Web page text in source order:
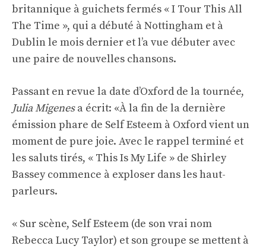
britannique à guichets fermés « I Tour This All
The Time », qui a débuté à Nottingham et à
Dublin le mois dernier et l’a vue débuter avec
une paire de nouvelles chansons.
Passant en revue la date d’Oxford de la tournée,
Julia Migenesa écrit: «À la fin de la dernière
émission phare de Self Esteem à Oxford vient un
moment de pure joie. Avec le rappel terminé et
les saluts tirés, « This Is My Life » de Shirley
Bassey commence à exploser dans les haut-
parleurs.
« Sur scène, Self Esteem (de son vrai nom
Rebecca Lucy Taylor) et son groupe se mettent à